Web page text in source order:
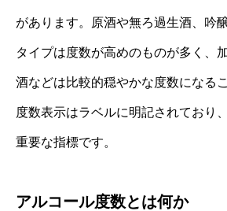
があります。原酒や無ろ過生酒、吟
タイプは度数が高めのものが多く、
酒などは比較的穏やかな度数になる
度数表示はラベルに明記されており
重要な指標です。
アルコール度数とは何か